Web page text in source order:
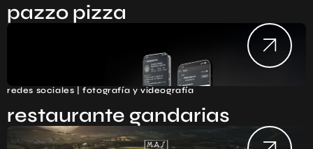
pazzo pizza
redes sociales | fotografía y videografía
restaurante gandarias